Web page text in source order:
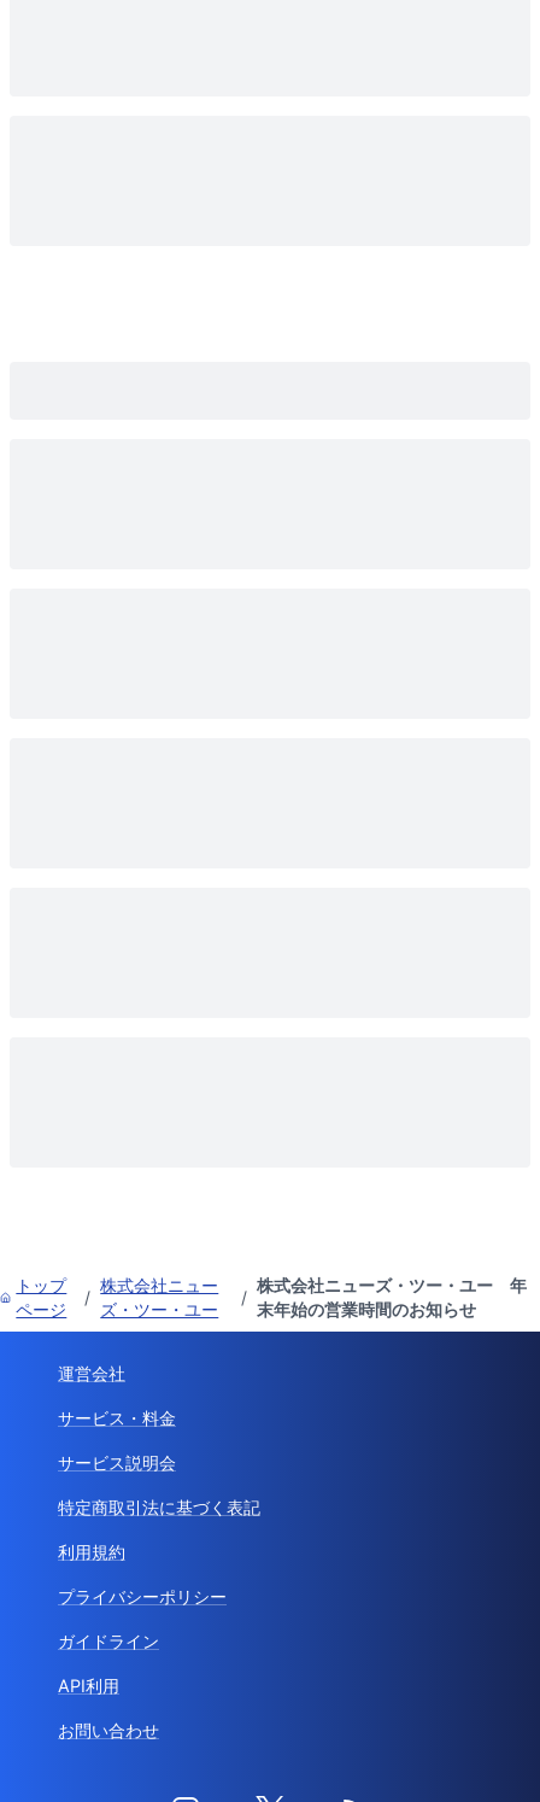
トップ
ページ
/
株式会社ニュー
ズ・ツー・ユー
/
株式会社ニューズ・ツー・ユー 年
末年始の営業時間のお知らせ
運営会社
サービス・料金
サービス説明会
特定商取引法に基づく表記
利用規約
プライバシーポリシー
ガイドライン
API利用
お問い合わせ